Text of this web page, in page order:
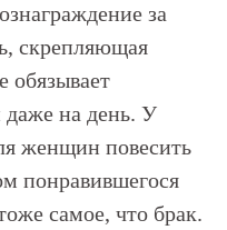
за
скрепляющая
обязывает
даже на день. У
женщин повесить
понравившегося
самое, что брак.